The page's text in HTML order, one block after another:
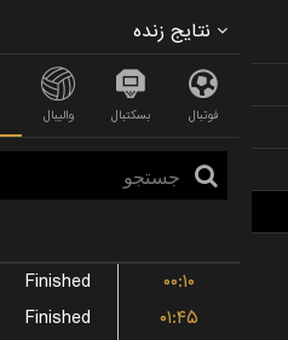
نتایج زنده
فوتبال بسکتبال والیبال
Finished
۰۰:۱۰
Finished
۰۱:۴۵